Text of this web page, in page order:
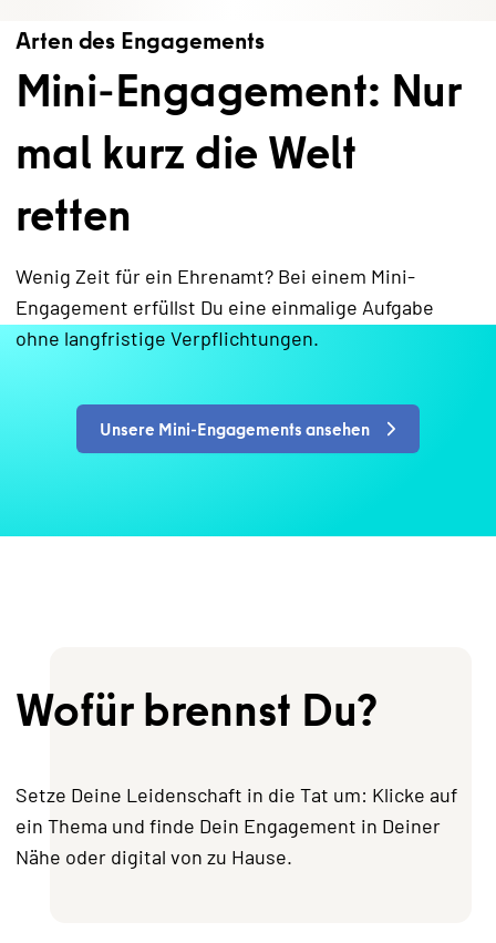
Arten des Engagements
Mini-Engagement: Nur
mal kurz die Welt
retten
Wenig Zeit für ein Ehrenamt? Bei einem Mini-
Engagement erfüllst Du eine einmalige Aufgabe
ohne langfristige Verpflichtungen.
Unsere Mini-Engagements ansehen
Wofür brennst Du?
Setze Deine Leidenschaft in die Tat um: Klicke auf
ein Thema und finde Dein Engagement in Deiner
Nähe oder digital von zu Hause.